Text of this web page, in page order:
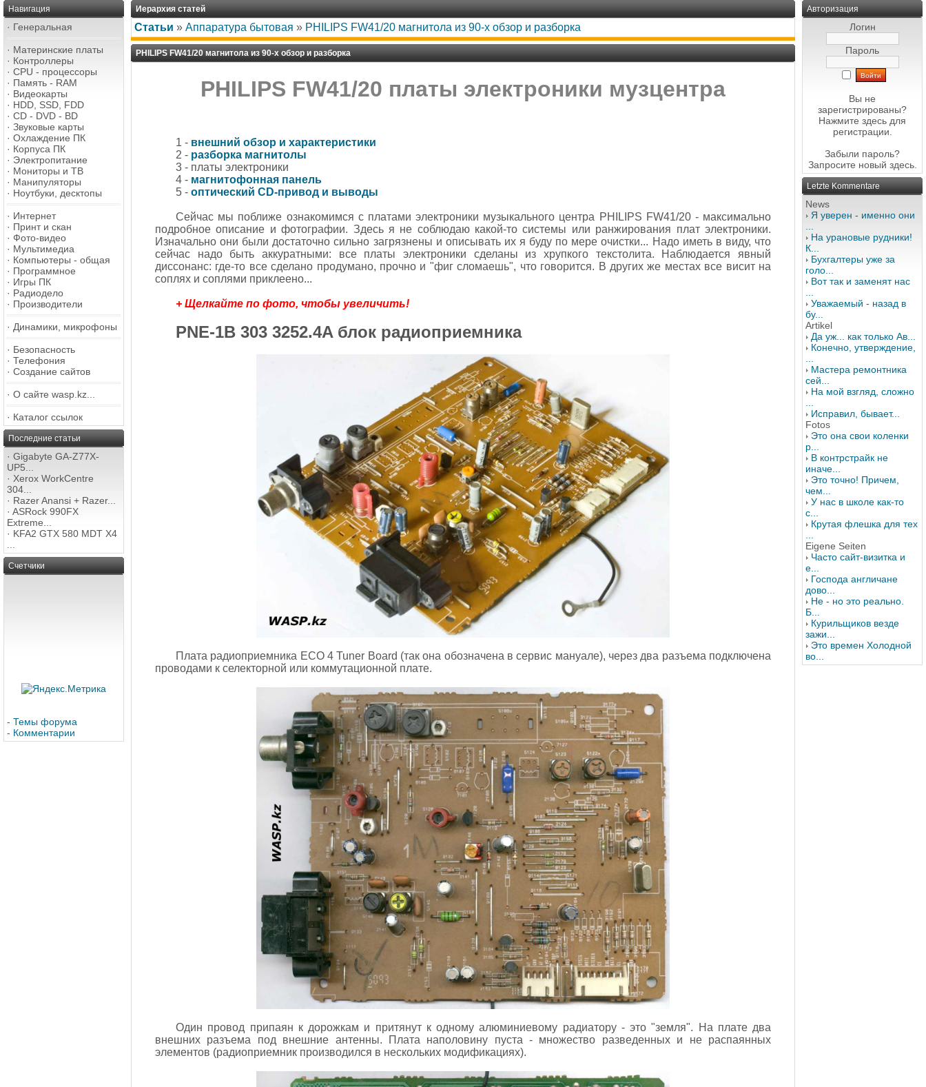
Навигация
· Генеральная
· Материнские платы
· Контроллеры
· CPU - процессоры
· Память - RAM
· Видеокарты
· HDD, SSD, FDD
· CD - DVD - BD
· Звуковые карты
· Охлаждение ПК
· Корпуса ПК
· Электропитание
· Мониторы и ТВ
· Манипуляторы
· Ноутбуки, десктопы
· Интернет
· Принт и скан
· Фото-видео
· Мультимедиа
· Компьютеры - общая
· Программное
· Игры ПК
· Радиодело
· Производители
· Динамики, микрофоны
· Безопасность
· Телефония
· Создание сайтов
· О сайте wasp.kz...
· Каталог ссылок
Последние статьи
· Gigabyte GA-Z77X-
UP5...
· Xerox WorkCentre
304...
· Razer Anansi + Razer...
· ASRock 990FX
Extreme...
· KFA2 GTX 580 MDT X4
Счетчики
- Темы форума
- Комментарии
Иерархия статей
Статьи » Аппаратура бытовая » PHILIPS FW41/20 магнитола из 90-х обзор и разборка
PHILIPS FW41/20 магнитола из 90-х обзор и разборка
PHILIPS FW41/20 платы электроники музцентра
1 - внешний обзор и характеристики
2 - разборка магнитолы
3 - платы электроники
4 - магнитофонная панель
5 - оптический CD-привод и выводы
Сейчас мы поближе ознакомимся с платами электроники музыкального центра PHILIPS FW41/20 - максимально
подробное описание и фотографии. Здесь я не соблюдаю какой-то системы или ранжирования плат электроники.
Изначально они были достаточно сильно загрязнены и описывать их я буду по мере очистки... Надо иметь в виду, что
сейчас надо быть аккуратными: все платы электроники сделаны из хрупкого текстолита. Наблюдается явный
диссонанс: где-то все сделано продумано, прочно и "фиг сломаешь", что говорится. В других же местах все висит на
соплях и соплями приклеено...
+ Щелкайте по фото, чтобы увеличить!
PNE-1B 303 3252.4A блок радиоприемника
Плата радиоприемника ECO 4 Tuner Board (так она обозначена в сервис мануале), через два разъема подключена
проводами к селекторной или коммутационной плате.
Один провод припаян к дорожкам и притянут к одному алюминиевому радиатору - это "земля". На плате два
внешних разъема под внешние антенны. Плата наполовину пуста - множество разведенных и не распаянных
элементов (радиоприемник производился в нескольких модификациях).
Авторизация
Логин
Пароль
Вы не
зарегистрированы?
Нажмите здесь для
регистрации.
Забыли пароль?
Запросите новый здесь.
Letzte Kommentare
News
Я уверен - именно они
На урановые рудники!
К...
Бухгалтеры уже за
голо...
Вот так и заменят нас
Уважаемый - назад в
бу...
Artikel
Да уж... как только Ав...
Конечно, утверждение,
Мастера ремонтника
сей...
На мой взгляд, сложно
Исправил, бывает...
Fotos
Это она свои коленки
р...
В контрстрайк не
иначе...
Это точно! Причем,
чем...
У нас в школе как-то
с...
Крутая флешка для тех
Eigene Seiten
Часто сайт-визитка и
е...
Господа англичане
дово...
Не - но это реально.
Б...
Курильщиков везде
зажи...
Это времен Холодной
во...